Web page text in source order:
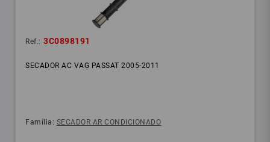
Ref.: 3C0898191
SECADOR AC VAG PASSAT 2005-2011
Família: SECADOR AR CONDICIONADO